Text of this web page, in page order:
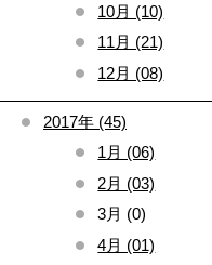
10月 (10)
11月 (21)
12月 (08)
2017年 (45)
1月 (06)
2月 (03)
3月 (0)
4月 (01)